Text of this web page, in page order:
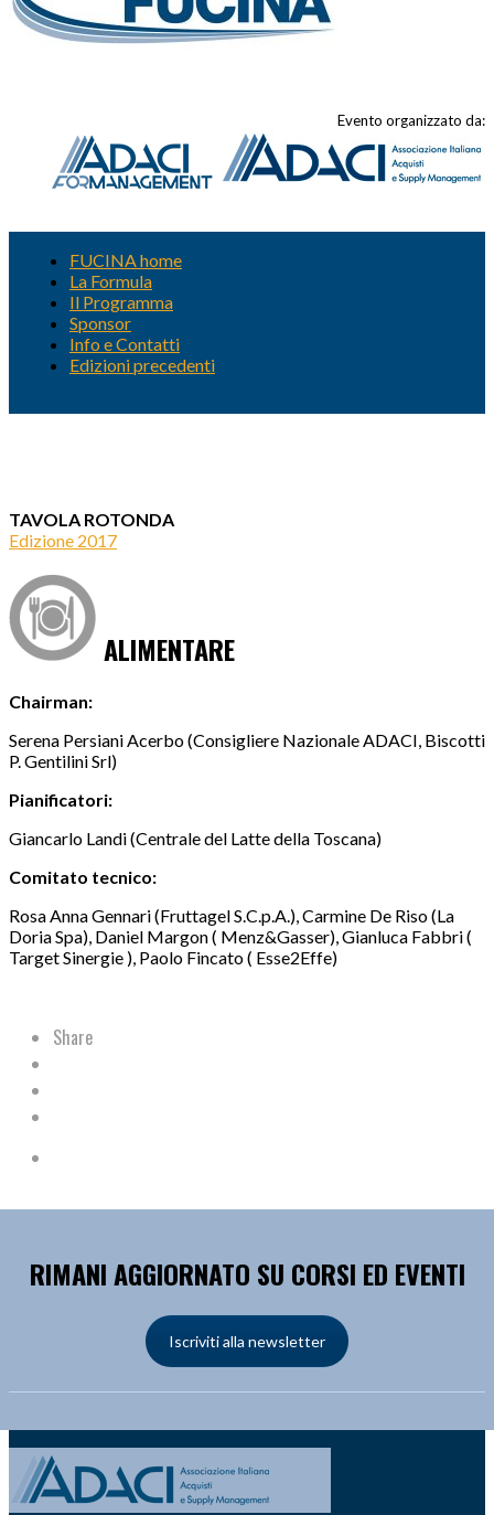
Evento organizzato da:
FUCINA home
La Formula
Il Programma
Sponsor
Info e Contatti
Edizioni precedenti
TAVOLA ROTONDA
Edizione 2017
ALIMENTARE
Chairman:
Serena Persiani Acerbo (Consigliere Nazionale ADACI, Biscotti
P. Gentilini Srl)
Pianificatori:
Giancarlo Landi (Centrale del Latte della Toscana)
Comitato tecnico:
Rosa Anna Gennari (Fruttagel S.C.p.A.), Carmine De Riso (La
Doria Spa), Daniel Margon ( Menz&Gasser), Gianluca Fabbri (
Target Sinergie ), Paolo Fincato ( Esse2Effe)
Share
RIMANI AGGIORNATO SU CORSI ED EVENTI
Iscriviti alla newsletter